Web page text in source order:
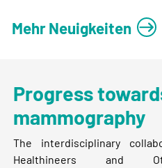
Mehr Neuigkeiten
Progress
mammography
The interdisciplinary
Healthineers and Otto-